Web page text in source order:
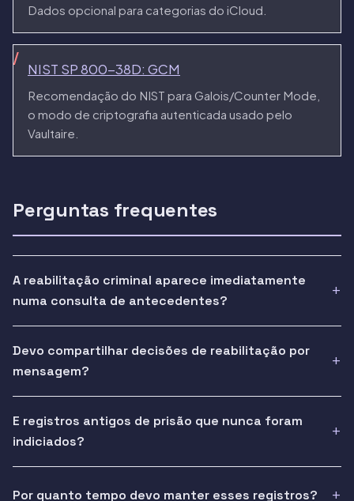
Dados opcional para categorias do iCloud.
NIST SP 800-38D: GCM
Recomendação do NIST para Galois/Counter Mode,
o modo de criptografia autenticada usado pelo
Vaultaire.
Perguntas frequentes
A reabilitação criminal aparece imediatamente
numa consulta de antecedentes?
Devo compartilhar decisões de reabilitação por
mensagem?
E registros antigos de prisão que nunca foram
indiciados?
Por quanto tempo devo manter esses registros?